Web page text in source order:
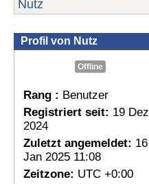
Nutz
Profil von Nutz
Offline
Rang : Benutzer
Registriert seit: 19 Dez
2024
Zuletzt angemeldet: 16
Jan 2025 11:08
Zeitzone: UTC +0:00